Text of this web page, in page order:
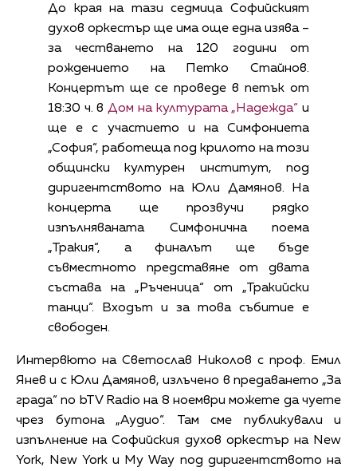
До края на тази седмица Софийският
духов оркестър ще има още една изява –
за честването на 120 години от
рождението на Петко Стайнов.
Концертът ще се проведе в петък от
18:30 ч. вДом на културата „Надежда“ и
ще е с участието и на Симфониета
„София“, работеща под крилото на този
общински културен институт, под
диригентството на Юли Дамянов. На
концерта ще прозвучи рядко
изпълняваната Симфонична поема
„Тракия“, а финалът ще бъде
съвместното представяне от двата
състава на „Ръченица“ от „Тракийски
танци“. Входът и за това събитие е
свободен.
Интервюто на Светослав Николов с проф. Емил
Янев и с Юли Дамянов, излъчено в предаването „За
града“ по bTV Radio на 8 ноември можете да чуете
чрез бутона „Аудио“. Там сме публикували и
изпълнение на Софийския духов оркестър на New
York, New York и My Way под диригентството на